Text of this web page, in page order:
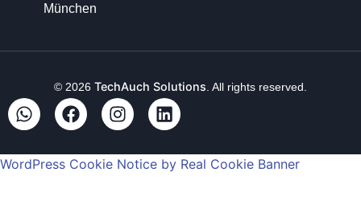
München
© 2026 TechAuch Solutions . All rights reserved.
WordPress Cookie Notice by Real Cookie Banner